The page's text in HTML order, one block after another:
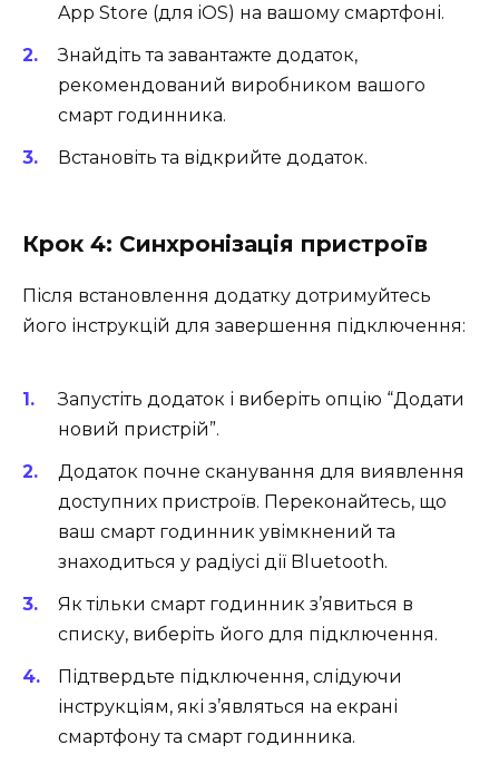
App Store (для iOS) на вашому смартфоні.
Знайдіть та завантажте додаток,
рекомендований виробником вашого
смарт годинника.
Встановіть та відкрийте додаток.
Крок 4: Синхронізація пристроїв
Після встановлення додатку дотримуйтесь
його інструкцій для завершення підключення:
Запустіть додаток і виберіть опцію “Додати
новий пристрій”.
Додаток почне сканування для виявлення
доступних пристроїв. Переконайтесь, що
ваш смарт годинник увімкнений та
знаходиться у радіусі дії Bluetooth.
Як тільки смарт годинник з’явиться в
списку, виберіть його для підключення.
Підтвердьте підключення, слідуючи
інструкціям, які з’являться на екрані
смартфону та смарт годинника.